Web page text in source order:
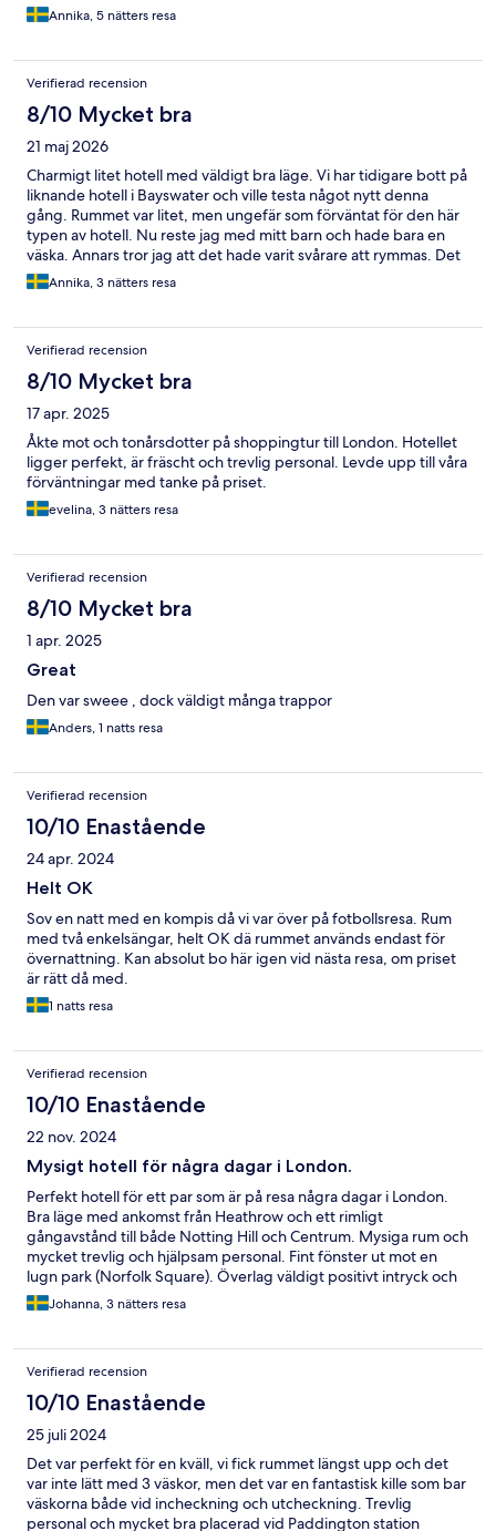
Annika, 5 nätters resa
Verifierad recension
8/10 Mycket bra
21 maj 2026
Charmigt litet hotell med väldigt bra läge. Vi har tidigare bott på
liknande hotell i Bayswater och ville testa något nytt denna
gång. Rummet var litet, men ungefär som förväntat för den här
typen av hotell. Nu reste jag med mitt barn och hade bara en
väska. Annars tror jag att det hade varit svårare att rymmas. Det
kändes fräscht med nymålade ytor och ett nyrenoverat badrum.
Vi saknade dock kylskåp på rummet och även kaffe/te, även om
tunnelbanan störde oss faktiskt inte alls, vilket vi hade varit lite
oroliga för innan. Däremot var hotellet ganska lyhört både
mellan rummen och ut mot trapphuset. Vi hade tur som i princip
var ensamma på våning 3 under vistelsen. Sängarna var ganska
hårda och jag frågade om det gick att få en extra bäddmadrass,
men det kunde tyvärr inte ordnas. Det drog kallt från fönstret
ovanför huvudändan på sängarna. Sammantaget är vi lite osäkra
på om vistelsen riktigt var värd pengarna, även om läget och det
fräscha badrummet var stora plus.
Annika, 3 nätters resa
Verifierad recension
8/10 Mycket bra
17 apr. 2025
Åkte mot och tonårsdotter på shoppingtur till London. Hotellet
ligger perfekt, är fräscht och trevlig personal. Levde upp till våra
förväntningar med tanke på priset.
evelina, 3 nätters resa
Verifierad recension
8/10 Mycket bra
1 apr. 2025
Great
Den var sweee , dock väldigt många trappor
Anders, 1 natts resa
Verifierad recension
10/10 Enastående
24 apr. 2024
Helt OK
Sov en natt med en kompis då vi var över på fotbollsresa. Rum
med två enkelsängar, helt OK dä rummet används endast för
övernattning. Kan absolut bo här igen vid nästa resa, om priset
är rätt då med.
1 natts resa
Verifierad recension
10/10 Enastående
22 nov. 2024
Mysigt hotell för några dagar i London.
Perfekt hotell för ett par som är på resa några dagar i London.
Bra läge med ankomst från Heathrow och ett rimligt
gångavstånd till både Notting Hill och Centrum. Mysiga rum och
mycket trevlig och hjälpsam personal. Fint fönster ut mot en
lugn park (Norfolk Square). Överlag väldigt positivt intryck och
helt klart prisvärt!
Johanna, 3 nätters resa
Verifierad recension
10/10 Enastående
25 juli 2024
Det var perfekt för en kväll, vi fick rummet längst upp och det
var inte lätt med 3 väskor, men det var en fantastisk kille som bar
väskorna både vid incheckning och utcheckning. Trevlig
personal och mycket bra placerad vid Paddington station